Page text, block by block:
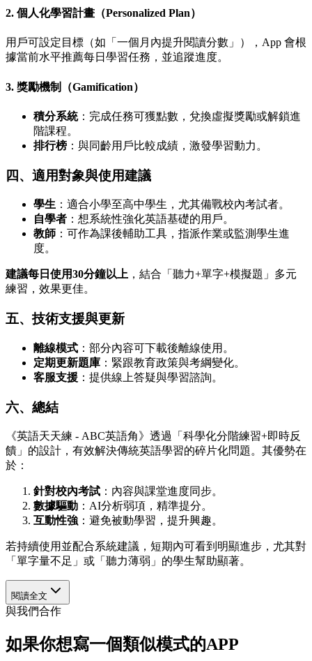
2. 個人化學習計畫（Personalized Plan）
用戶可設定目標（如「一個月內提升閱讀分數」），App 會根
據當前水平推薦每日學習任務，並追蹤進度。
3. 獎勵機制（Gamification）
積分系統：完成任務可獲點數，兌換虛擬獎勵或解鎖進
階課程。
排行榜 ：與同齡用戶比較成績，激發學習動力。
四、適用對象與使用建議
學生 ：適合小學至高中學生，尤其備戰校內考試者。
自學者 ：想系統性強化英語基礎的用戶。
教師 ：可作為課後輔助工具，指派作業或監測學生進
度。
建議每日使用30分鐘以上 ，結合「聽力+單字+模擬題」多元
練習，效果更佳。
五、技術支援與更新
離線模式 ：部分內容可下載後離線使用。
定期更新題庫 ：緊跟教育政策與考綱變化。
客服支援 ：提供線上答疑與學習諮詢。
六、總結
《英語天天練 - ABC英語角》透過「科學化分階練習+即時反
饋」的設計，有效解決傳統英語學習的碎片化問題。其優勢在
於：
針對校內考試 ：內容與課堂進度同步。
數據驅動 ：AI分析弱項，精準提分。
互動性強 ：避免被動學習，提升興趣。
若持續使用並配合系統建議，短期內可看到明顯進步，尤其對
「單字量不足」或「聽力薄弱」的學生幫助顯著。
閱讀全文
與我們合作
如果你想寫一個類似模式的APP